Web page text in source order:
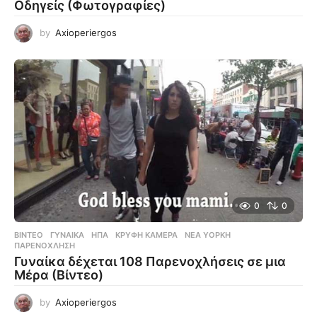
Οδηγείς (Φωτογραφίες)
by Axioperiergos
0 0
ΒΊΝΤΕΟ ΓΥΝΑΊΚΑ ,ΗΠΑ ,ΚΡΥΦΉ ΚΆΜΕΡΑ ,ΝΈΑ ΥΌΡΚΗ
ΠΑΡΕΝΌΧΛΗΣΗ
Γυναίκα δέχεται 108 Παρενοχλήσεις σε μια
Μέρα (Βίντεο)
by Axioperiergos